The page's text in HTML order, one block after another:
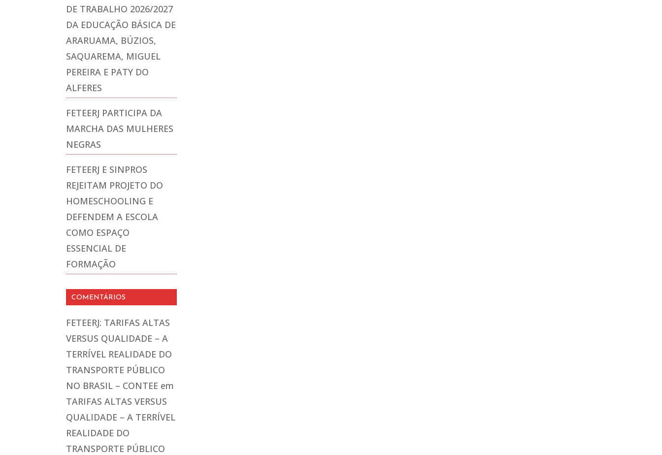
DE TRABALHO 2026/2027
DA EDUCAÇÃO BÁSICA DE
ARARUAMA, BÚZIOS,
SAQUAREMA, MIGUEL
PEREIRA E PATY DO
ALFERES
FETEERJ PARTICIPA DA
MARCHA DAS MULHERES
NEGRAS
FETEERJ E SINPROS
REJEITAM PROJETO DO
HOMESCHOOLING E
DEFENDEM A ESCOLA
COMO ESPAÇO
ESSENCIAL DE
FORMAÇÃO
COMENTÁRIOS
FETEERJ: TARIFAS ALTAS
VERSUS QUALIDADE – A
TERRÍVEL REALIDADE DO
TRANSPORTE PÚBLICO
NO BRASIL – CONTEE em
TARIFAS ALTAS VERSUS
QUALIDADE – A TERRÍVEL
REALIDADE DO
TRANSPORTE PÚBLICO